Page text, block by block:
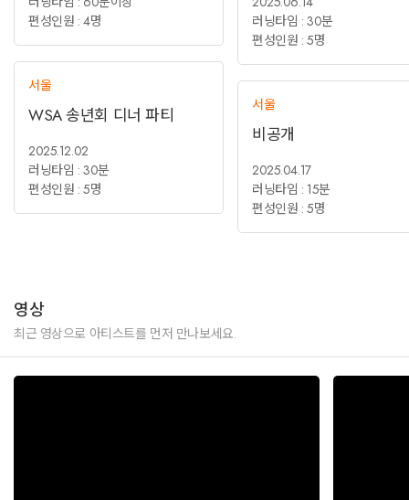
편성인원 : 4명
서울
WSA 송년회 디너 파티
2025.12.02
러닝타임 : 30분
편성인원 : 5명
러닝타임 : 30분
편성인원 : 5명
서울
비공개
2025.04.17
러닝타임 : 15분
편성인원 : 5명
영상
최근 영상으로 아티스트를 먼저 만나보세요.